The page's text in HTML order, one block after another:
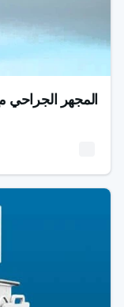
المجهر الجراحي